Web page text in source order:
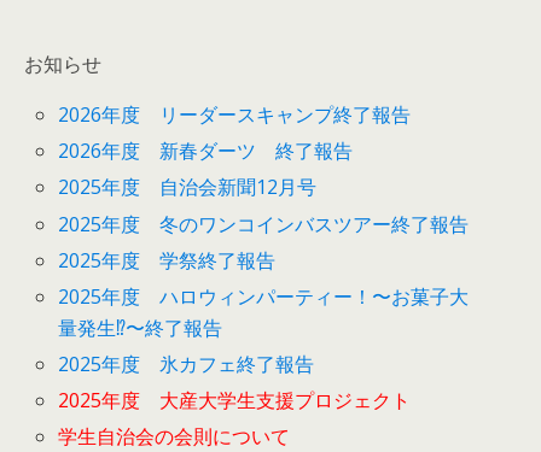
お知らせ
2026年度 リーダースキャンプ終了報告
2026年度 新春ダーツ 終了報告
2025年度 自治会新聞12月号
2025年度 冬のワンコインバスツアー終了報告
2025年度 学祭終了報告
2025年度 ハロウィンパーティー！〜お菓子大
量発生⁉︎〜終了報告
2025年度 氷カフェ終了報告
2025年度 大産大学生支援プロジェクト
学生自治会の会則について